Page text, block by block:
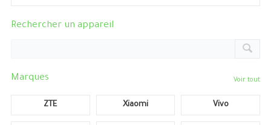
Rechercher un appareil
Marques Voir tout
ZTE Xiaomi Vivo